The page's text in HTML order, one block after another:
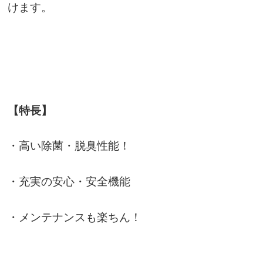
けます。
【特長】
・高い除菌・脱臭性能！
・充実の安心・安全機能
・メンテナンスも楽ちん！